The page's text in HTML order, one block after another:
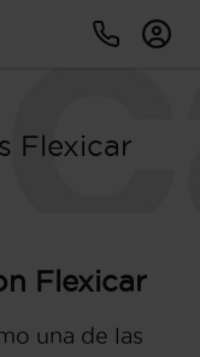
Flexicar
Flexicar
una de las